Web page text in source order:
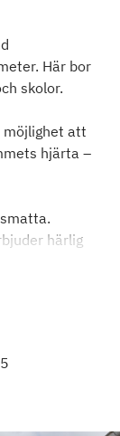
Här bor
skolor.
möjlighet att
hjärta –
härlig